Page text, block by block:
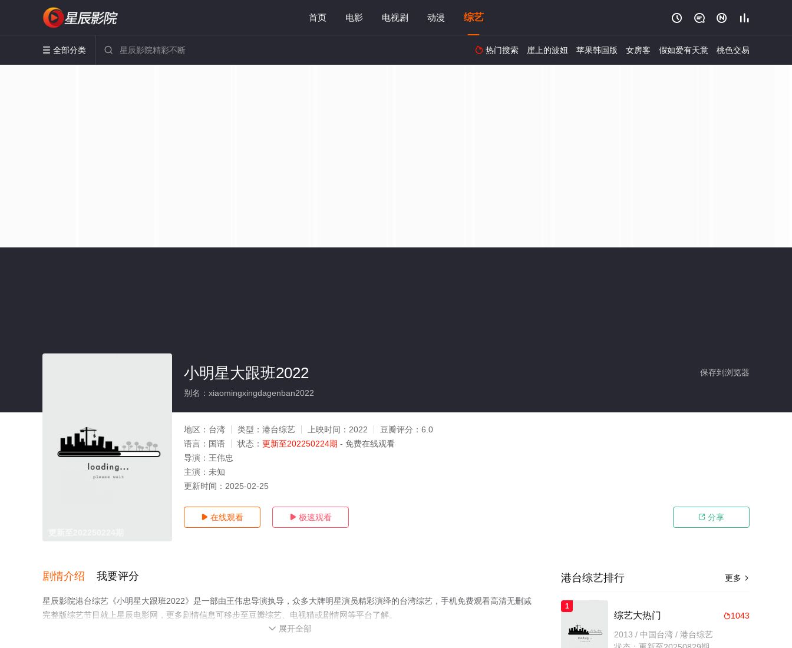
首页 电影 电视剧 动漫 综艺    
 全部分类   热门搜索 崖上的波妞 苹果韩国版 女房客 假如爱有天意 桃色交易
保存到浏览器
小明星大跟班2022
别名：xiaomingxingdagenban2022
地区： 台湾 类型： 港台综艺 上映时间： 2022 豆瓣评分： 6.0
语言： 国语 状态： 更新至202250224期 - 免费在线观看
导演： 王伟忠
主演： 未知
更新时间： 2025-02-25
 在线观看  极速观看  分享
剧情介绍 我要评分
星辰影院港台综艺《小明星大跟班2022》是一部由王伟忠导演执导，众多大牌明星演员精彩演绎的台湾综艺，手机免费观看高清无删减
完整版综艺节目就上星辰电影网，更多剧情信息可移步至豆瓣综艺、电视猫或剧情网等平台了解。
 展开全部
更多 
港台综艺排行
1
1043
综艺大热门
2013 / 中国台湾 / 港台综艺